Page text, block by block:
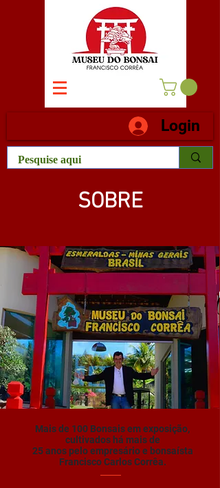
Login
SOBRE
Mais de 100 Bonsais em exposição,
cultivados há mais de
25 anos pelo empresário e bonsaísta
Francisco Carlos Corrêa.